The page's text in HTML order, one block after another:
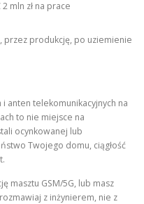
mln zł na prace
przez produkcję, po uziemienie
anten telekomunikacyjnych na
to nie miejsce na
ocynkowanej lub
Twojego domu, ciągłość
masztu GSM/5G, lub masz
z inżynierem, nie z